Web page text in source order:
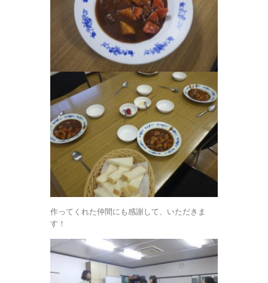
作ってくれた仲間にも感謝して、いただきま
す！